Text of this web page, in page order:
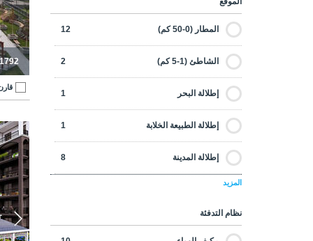
المطار (0-50 كم) 12
الشاطئ (1-5 كم) 2
إطلالة البحر 1
إطلالة الطبيعة الخلابة 1
إطلالة المدينة 8
المزيد
نظام التدفئة
شقق